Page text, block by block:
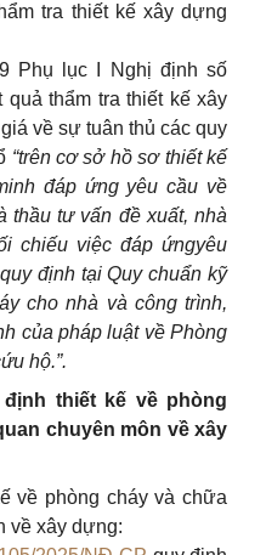
tra thiết kế xây dựng
Phụ lục I Nghị định số
quả thẩm tra thiết kế xây
về sự tuân thủ các quy
“trên cơ sở hồ sơ thiết kế
đáp ứng yêu cầu về
thầu tư vấn đề xuất, nhà
chiếu việc đáp ứngyêu
định tại Quy chuẩn kỹ
cho nhà và công trình,
của pháp luật về Phòng
hộ.”.
thiết kế về phòng
chuyên môn về xây
về phòng cháy và chữa
về xây dựng: